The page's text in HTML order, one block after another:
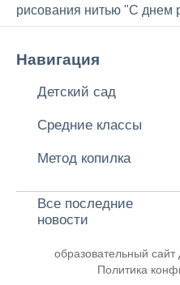
рисования нитью "С днем
Навигация
Детский сад
Средние классы
Метод копилка
Все последние
новости
образовательный сайт
Политика